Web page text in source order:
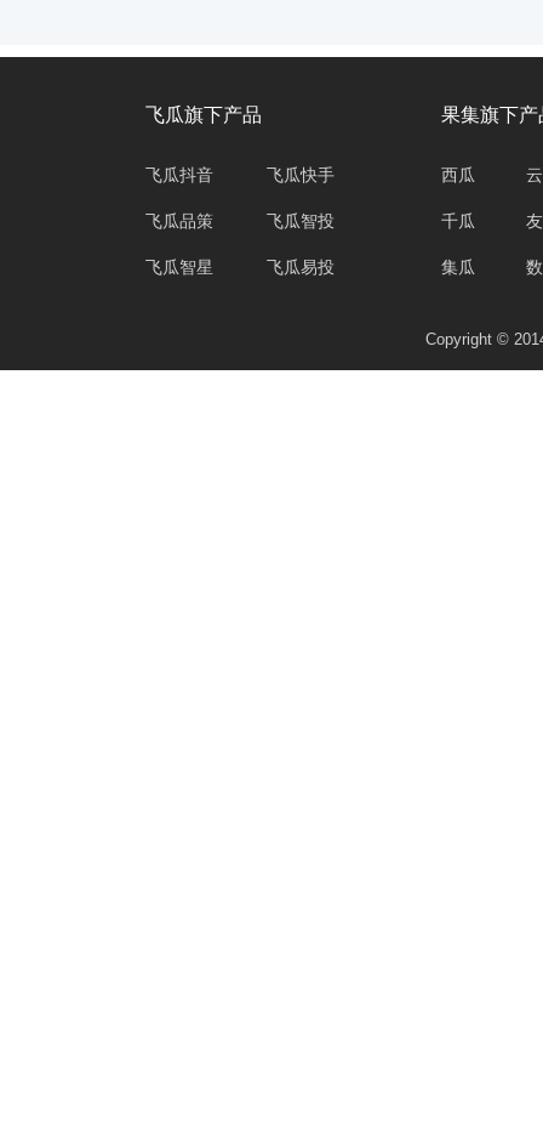
飞瓜旗下产品
飞瓜抖音
飞瓜品策
飞瓜智星
飞瓜快手
飞瓜智投
飞瓜易投
果集旗下产
西瓜
千瓜
集瓜
Copyright ©